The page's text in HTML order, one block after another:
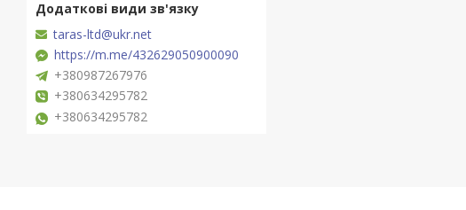
taras-ltd@ukr.net
https://m.me/432629050900090
+380987267976
+380634295782
+380634295782